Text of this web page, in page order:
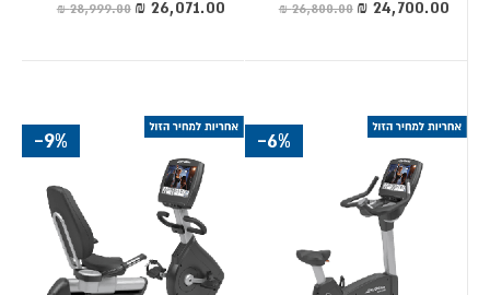
‏26,800.00 ₪ מחיר
מיוחד
‏28,999.00 ₪ מחיר
מיוחד
-6%
-9%